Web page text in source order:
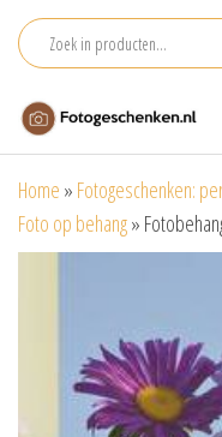
naar
inhoud
Home » Fotogeschenken:
Foto op behang»